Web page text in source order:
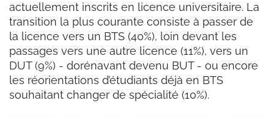
actuellement inscrits en licence universitaire. La
transition la plus courante consiste à passer de
la licence vers un BTS (40%), loin devant les
passages vers une autre licence (11%), vers un
DUT (9%) - dorénavant devenu BUT - ou encore
les réorientations d’étudiants déjà en BTS
souhaitant changer de spécialité (10%).